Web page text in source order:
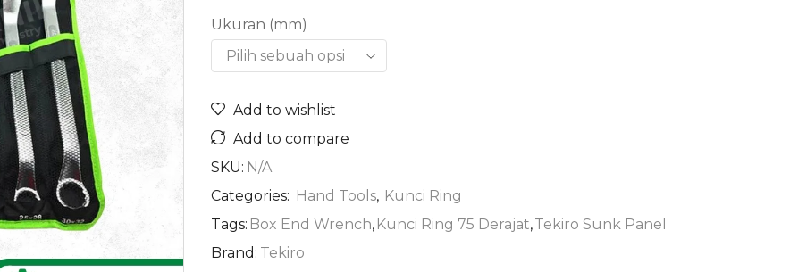
Ukuran (mm)
Add to wishlist
Add to compare
SKU: N/A
Categories: Hand Tools, Kunci Ring
Tags: Box End Wrench, Kunci Ring 75 Derajat,Tekiro Sunk Panel
Brand: Tekiro